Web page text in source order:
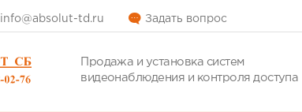
info@absolut-td.ru Задать вопрос
Продажа и установка систем
видеонаблюдения и контроля доступа